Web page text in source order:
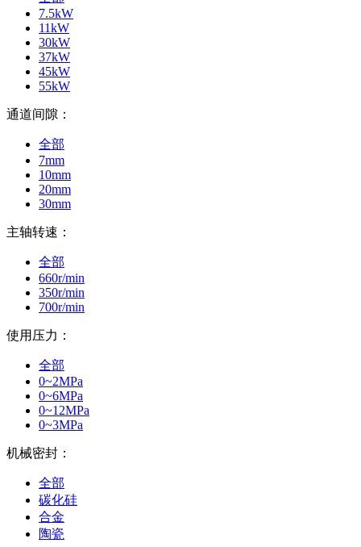
7.5kW
11kW
30kW
37kW
45kW
55kW
通道间隙：
全部
7mm
10mm
20mm
30mm
主轴转速：
全部
660r/min
350r/min
700r/min
使用压力：
全部
0~2MPa
0~6MPa
0~12MPa
0~3MPa
机械密封：
全部
碳化硅
合金
陶瓷